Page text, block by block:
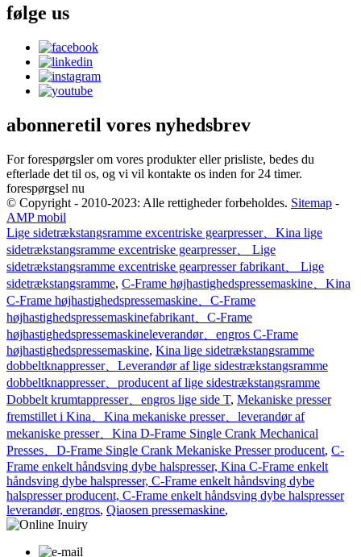
følge us
abonneretil vores nyhedsbrev
For forespørgsler om vores produkter eller prisliste, bedes du
efterlade det til os, og vi vil kontakte os inden for 24 timer.
forespørgsel nu
© Copyright - 2010-2023: Alle rettigheder forbeholdes. Sitemap -
AMP mobil
Lige sidetrækstangsramme excentriske gearpresser、Kina lige
sidetrækstangsramme excentriske gearpresser、 Lige
sidetrækstangsramme excentriske gearpresser fabrikant、 Lige
sidetrækstangsramme, C-Frame højhastighedspressemaskine、Kina
C-Frame højhastighedspressemaskine、C-Frame
højhastighedspressemaskinefabrikant、C-Frame
højhastighedspressemaskineleverandør、engros C-Frame
højhastighedspressemaskine, Kina lige sidetrækstangsramme
dobbeltknappresser、Leverandør af lige sidestrækstangsramme
dobbeltknappresser、producent af lige sidestrækstangsramme
Dobbelt krumtappresser、engros lige side T, Mekaniske presser
fremstillet i Kina、Kina mekaniske presser、leverandør af
mekaniske presser、Kina D-Frame Single Crank Mechanical
Presses、D-Frame Single Crank Mekaniske Presser producent, C-
Frame enkelt håndsving dybe halspresser, Kina C-Frame enkelt
håndsving dybe halspresser, C-Frame enkelt håndsving dybe
halspresser producent, C-Frame enkelt håndsving dybe halspresser
leverandør, engros, Qiaosen pressemaskine,